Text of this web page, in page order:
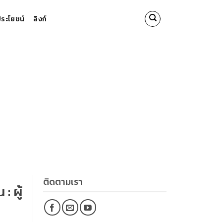
ะโยชน์ ลิงก์
: ผู้
ติดตามเรา